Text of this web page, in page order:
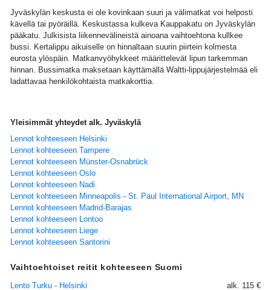
Jyväskylän keskusta ei ole kovinkaan suuri ja välimatkat voi helposti
kävellä tai pyöräillä. Keskustassa kulkeva Kauppakatu on Jyväskylän
pääkatu. Julkisista liikennevälineistä ainoana vaihtoehtona kullkee
bussi. Kertalippu aikuiselle on hinnaltaan suurin piirtein kolmesta
eurosta ylöspäin. Matkanvyöhykkeet määrittelevät lipun tarkemman
hinnan. Bussimatka maksetaan käyttämällä Waltti-lippujärjestelmää eli
ladattavaa henkilökohtaista matkakorttia.
Yleisimmät yhteydet alk. Jyväskylä
Lennot kohteeseen Helsinki
Lennot kohteeseen Tampere
Lennot kohteeseen Münster-Osnabrück
Lennot kohteeseen Oslo
Lennot kohteeseen Nadi
Lennot kohteeseen Minneapolis - St. Paul International Airport, MN
Lennot kohteeseen Madrid-Barajas
Lennot kohteeseen Lontoo
Lennot kohteeseen Liege
Lennot kohteeseen Santorini
Vaihtoehtoiset reitit kohteeseen Suomi
Lento Turku - Helsinki
alk. 115 €